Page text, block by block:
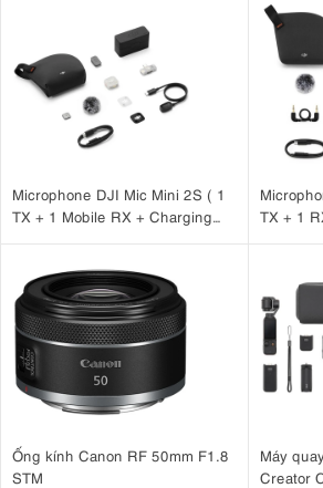
Microphone DJI Mic Mini 2S ( 1
TX + 1 Mobile RX + Charging
TX + 1
Ống kính Canon RF 50mm F1.8
STM
Máy
Creator